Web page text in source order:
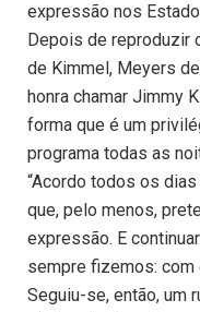
expressão nos
Depois de reproduzir
de Kimmel, Meyers
honra chamar Jimmy
forma que é um
programa todas as
“Acordo todos os
que, pelo menos,
expressão. E
sempre fizemos: com
Seguiu-se, então, um